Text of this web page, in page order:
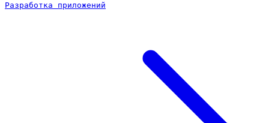
Разработка приложений